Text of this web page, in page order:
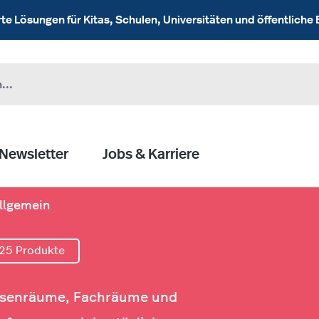
Lösungen für Kitas, Schulen, Universitäten und öffentliche
Newsletter Jobs & Karriere
Produkte
Fachräume und